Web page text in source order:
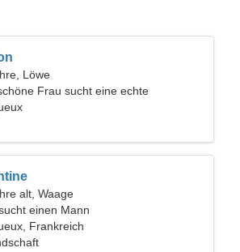
Löwe
Frau sucht eine echte
alt, Waage
einen Mann
Frankreich